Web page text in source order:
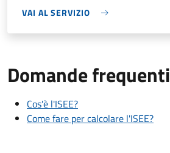
VAI AL SERVIZIO
Domande frequenti
Cos'è l'ISEE?
Come fare per calcolare l'ISEE?